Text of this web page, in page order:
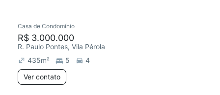
Casa de Condomínio
R$ 3.000.000
R. Paulo Pontes, Vila Pérola
435m² 5
4
Ver contato